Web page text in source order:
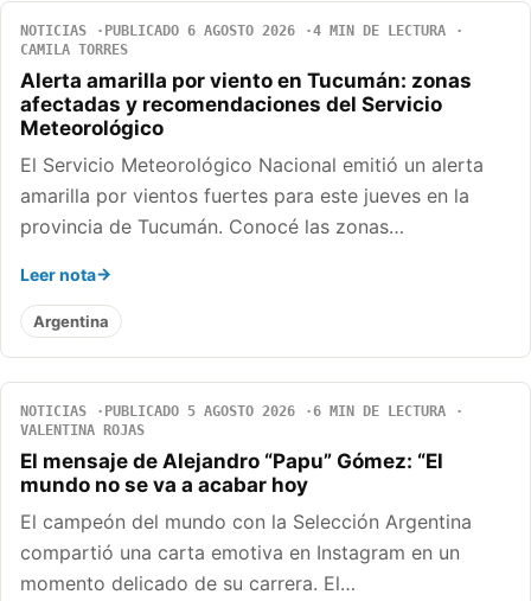
NOTICIAS PUBLICADO 6 AGOSTO 2026
4 MIN DE LECTURA
CAMILA TORRES
Alerta amarilla por viento en Tucumán: zonas
afectadas y recomendaciones del Servicio
Meteorológico
El Servicio Meteorológico Nacional emitió un alerta
amarilla por vientos fuertes para este jueves en la
provincia de Tucumán. Conocé las zonas…
Leer nota
Argentina
NOTICIAS PUBLICADO 5 AGOSTO 2026
6 MIN DE LECTURA
VALENTINA ROJAS
El mensaje de Alejandro “Papu” Gómez: “El
mundo no se va a acabar hoy
El campeón del mundo con la Selección Argentina
compartió una carta emotiva en Instagram en un
momento delicado de su carrera. El…